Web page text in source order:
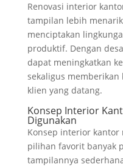
Renovasi interior
tampilan lebih
menciptakan
produktif. Dengan
dapat meningkatkan
sekaligus memberikan
klien yang datang.
Konsep Interior
Digunakan
Konsep interior
pilihan favorit banyak
tampilannya